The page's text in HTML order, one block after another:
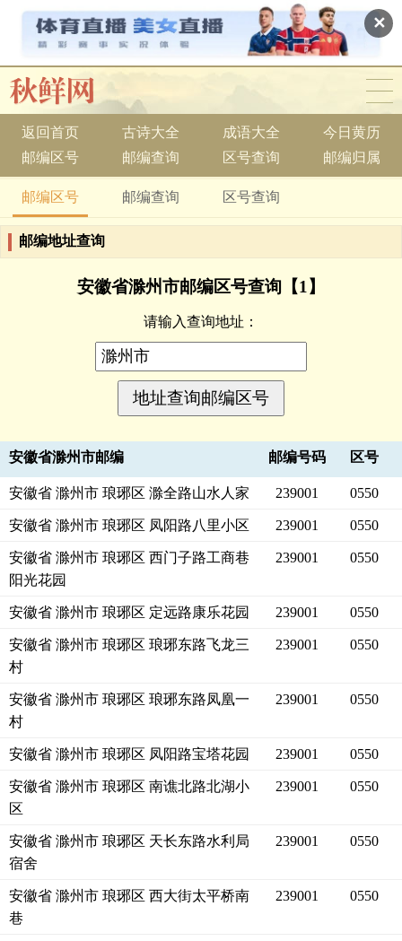
✕
返回首页 古诗大全 成语大全
今日黄历
邮编区号
邮编查询 区号查询 邮编归属
邮编区号 邮编查询 区号查询
邮编地址查询
安徽省滁州市邮编区号查询【1】
请输入查询地址：
安徽省滁州市邮编 邮编号码 区号
安徽省 滁州市 琅琊区 滁全路山水人家 239001 0550
安徽省 滁州市 琅琊区 凤阳路八里小区 239001 0550
安徽省 滁州市 琅琊区 西门子路工商巷
阳光花园
239001 0550
安徽省 滁州市 琅琊区 定远路康乐花园 239001 0550
安徽省 滁州市 琅琊区 琅琊东路飞龙三
村
239001 0550
安徽省 滁州市 琅琊区 琅琊东路凤凰一
村
239001 0550
安徽省 滁州市 琅琊区 凤阳路宝塔花园 239001 0550
安徽省 滁州市 琅琊区 南谯北路北湖小
区
239001 0550
安徽省 滁州市 琅琊区 天长东路水利局
宿舍
239001 0550
安徽省 滁州市 琅琊区 西大街太平桥南
巷
239001 0550